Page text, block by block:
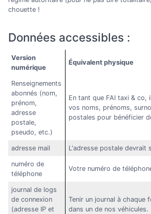
chouette !
Données accessibles :
Version
numérique
Équivalent physique
Renseignements
abonnés (nom,
prénom,
adresse
postale,
pseudo, etc.)
En tant que FAI taxi & co,
vos noms, prénoms,
postales pour bénéficier
adresse mail L'adresse postale devrait
numéro de
téléphone
Votre numéro de
journal de logs
de connexion
(adresse IP et
Tenir un journal à chaque
dans un de nos véhicules.